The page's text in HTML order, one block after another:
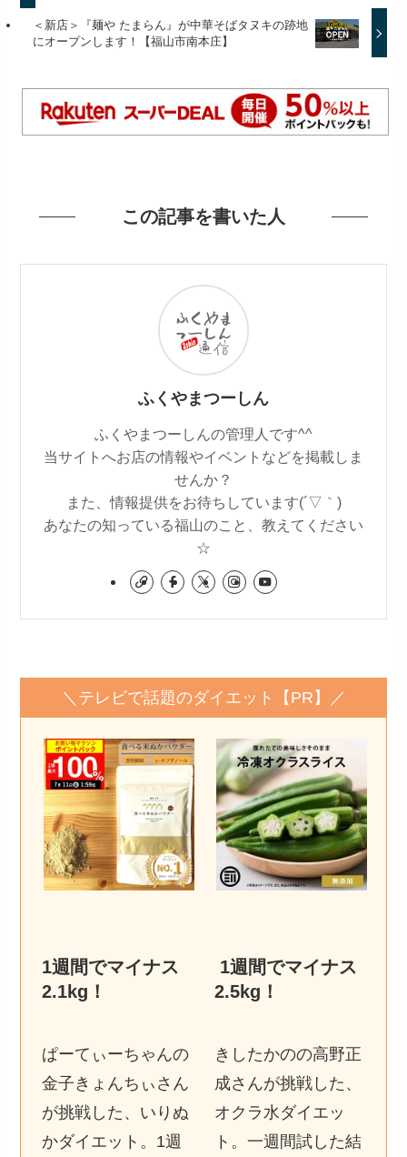
＜新店＞『麺や たまらん』が中華そばタヌキの跡地
にオープンします！【福山市南本庄】
この記事を書いた人
ふくやまつーしん
ふくやまつーしんの管理人です^^
当サイトへお店の情報やイベントなどを掲載しま
せんか？
また、情報提供をお待ちしています(´▽｀)
あなたの知っている福山のこと、教えてください
☆
＼テレビで話題のダイエット【PR】／
1週間でマイナス
2.1kg ！
ぱーてぃーちゃんの
金子きょんちぃさん
が挑戦した、いりぬ
かダイエット。1週
1週間でマイナス
2.5kg ！
きしたかのの高野正
成さんが挑戦した、
オクラ水ダイエッ
ト。一週間試した結